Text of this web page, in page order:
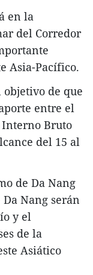
en la
del Corredor
Asia-Pacífico.
de que
entre el
Interno Bruto
del 15 al
de Da Nang
Nang serán
y el
de la
Asiático